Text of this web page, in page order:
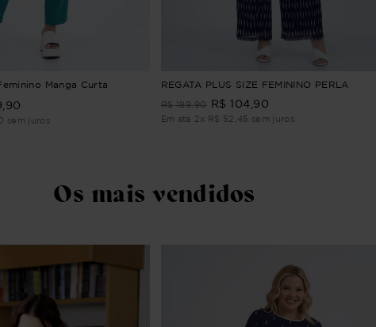
Manga Curta
90
sem juros
REGATA PLUS SIZE FEMININO PERLA
R$ 189,90 R$ 104 90
Em até 2x R$ 52 45 sem juros
Os mais vendidos